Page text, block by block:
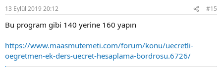
t
e
13 Eylül 2019 20:12 #15
Bu program gibi 140 yerine 160 yapın
https://www.maasmutemeti.com/forum/konu/uecretli-
oegretmen-ek-ders-uecret-hesaplama-bordrosu.6726/